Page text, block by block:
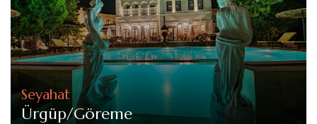
Seyahat
Ürgüp/Göreme